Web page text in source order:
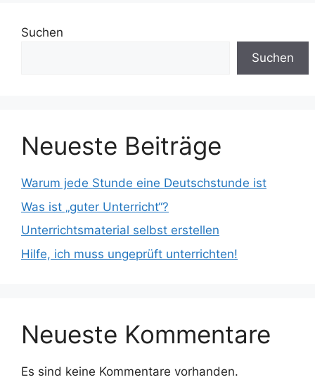
Suchen
Suchen
Neueste Beiträge
Warum jede Stunde eine Deutschstunde ist
Was ist „guter Unterricht“?
Unterrichtsmaterial selbst erstellen
Hilfe, ich muss ungeprüft unterrichten!
Neueste Kommentare
Es sind keine Kommentare vorhanden.